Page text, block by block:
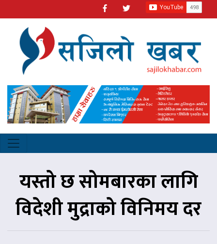
यस्तो छ सोमबारका लागि
विदेशी मुद्राको विनिमय दर